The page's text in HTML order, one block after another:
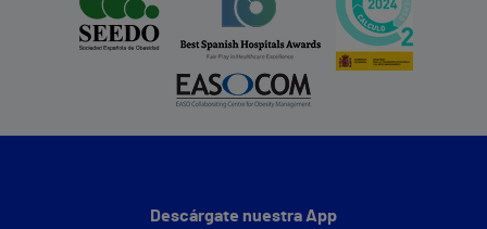
Descárgate nuestra App